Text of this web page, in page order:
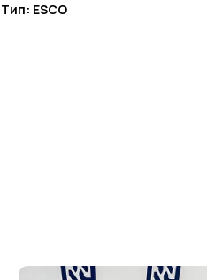
Тип: ESCO